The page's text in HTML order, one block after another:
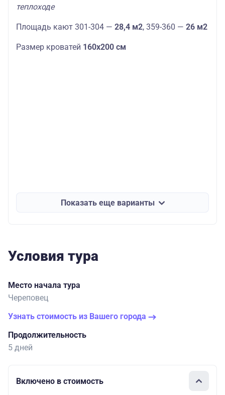
теплоходе
Площадь кают 301-304 — 28,4 м2, 359-360 — 26 м2
Размер кроватей 160х200 см
Показать еще варианты
Условия тура
Место начала тура
Череповец
Узнать стоимость из Вашего города
Продолжительность
5 дней
Включено в стоимость